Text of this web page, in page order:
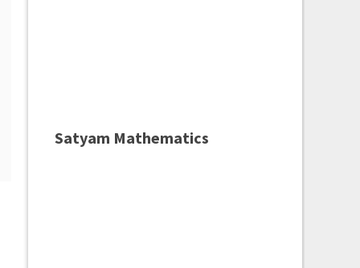
Satyam Mathematics